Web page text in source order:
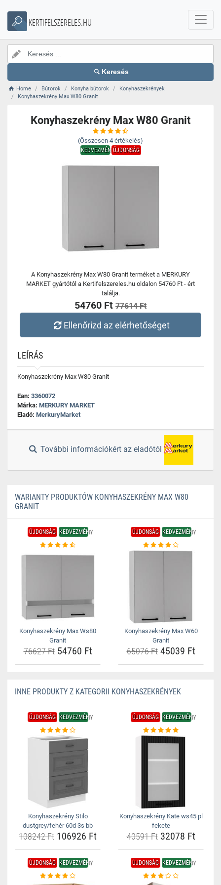
KERTIFELSZERELES.HU
Keresés
Home Bútorok Konyha bútorok
Konyhaszekrények
Konyhaszekrény Max W80 Granit
Konyhaszekrény Max W80 Granit
(Összesen 4 értékelés)
KEDVEZMÉNYÚJDONSÁG
A Konyhaszekrény Max W80 Granit terméket a MERKURY
MARKET gyártótól a Kertifelszereles.hu oldalon 54760 Ft - ért
találja.
54760 Ft 77614 Ft
Ellenőrizd az elérhetőséget
LEÍRÁS
Konyhaszekrény Max W80 Granit
Ean: 3360072
Márka: MERKURY MARKET
Eladó: MerkuryMarket
További információkért az eladótól
WARIANTY PRODUKTÓW KONYHASZEKRÉNY MAX W80
GRANIT
ÚJDONSÁG KEDVEZMÉNY
Konyhaszekrény Max Ws80
Granit
76627 Ft54760 Ft
ÚJDONSÁG KEDVEZMÉNY
Konyhaszekrény Max W60
Granit
65076 Ft45039 Ft
INNE PRODUKTY Z KATEGORII KONYHASZEKRÉNYEK
ÚJDONSÁG KEDVEZMÉNY
Konyhaszekrény Stilo
dustgrey/fehér 60d 3s bb
108242 Ft 106926 Ft
ÚJDONSÁG KEDVEZMÉNY
Konyhaszekrény Kate ws45 pl
fekete
40591 Ft32078 Ft
ÚJDONSÁG KEDVEZMÉNY ÚJDONSÁG KEDVEZMÉNY